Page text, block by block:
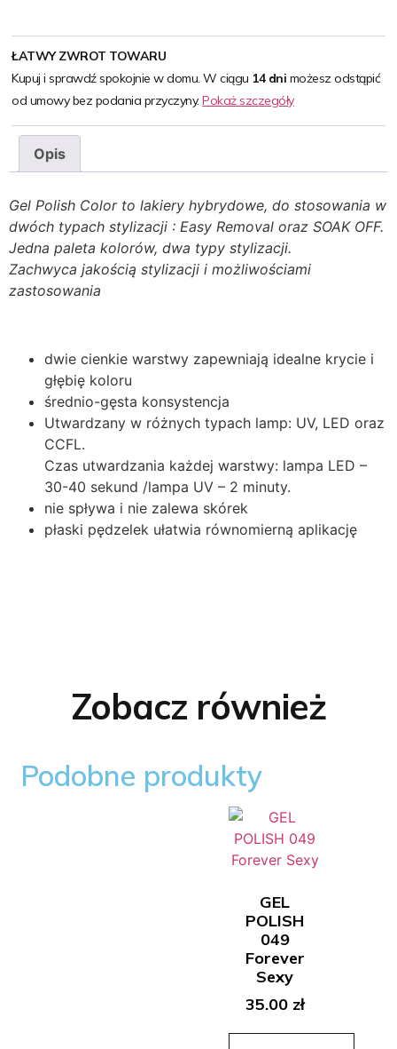
ŁATWY ZWROT TOWARU
Kupuj i sprawdź spokojnie w domu. W ciągu 14 dni możesz odstąpić
od umowy bez podania przyczyny.Pokaż szczegóły
Opis
Gel Polish Color to lakiery hybrydowe, do stosowania w
dwóch typach stylizacji : Easy Removal oraz SOAK OFF.
Jedna paleta kolorów, dwa typy stylizacji.
Zachwyca jakością stylizacji i możliwościami
zastosowania
dwie cienkie warstwy zapewniają idealne krycie i
głębię koloru
średnio-gęsta konsystencja
Utwardzany w różnych typach lamp: UV, LED oraz
CCFL.
Czas utwardzania każdej warstwy: lampa LED –
30-40 sekund /lampa UV – 2 minuty.
nie spływa i nie zalewa skórek
płaski pędzelek ułatwia równomierną aplikację
Zobacz również
Podobne produkty
GEL
POLISH
049
Forever
Sexy
35.00 zł